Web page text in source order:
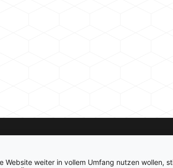
Website weiter in vollem Umfang nutzen wollen,